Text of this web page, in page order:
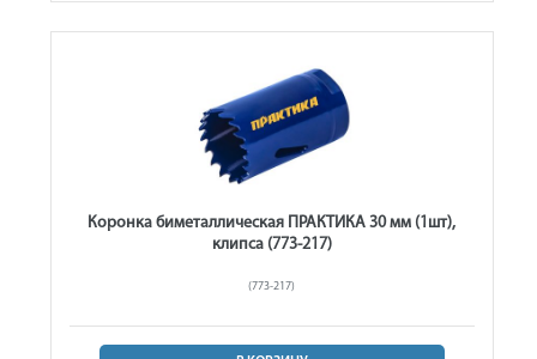
Коронка биметаллическая ПРАКТИКА 30 мм (1шт),
клипса (773-217)
(773-217)